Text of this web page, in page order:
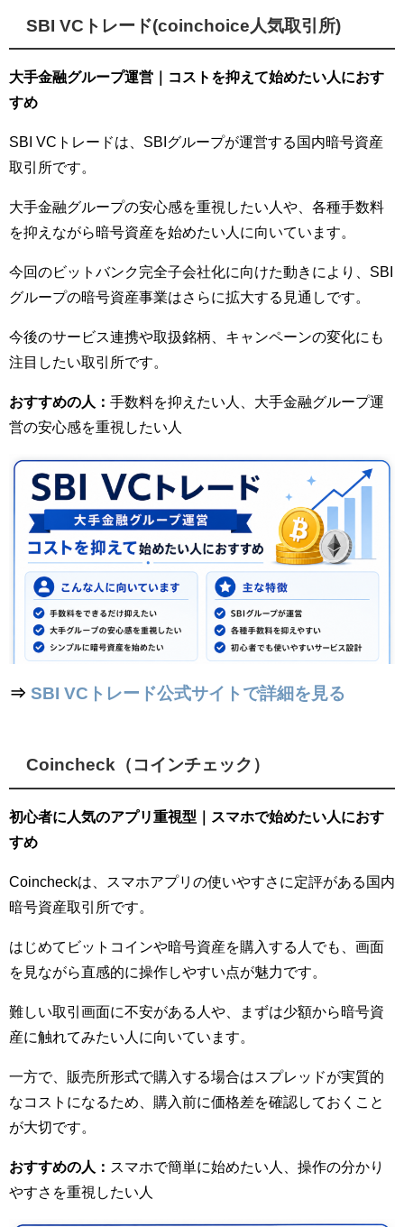
SBI VCトレード(coinchoice人気取引所)
大手金融グループ運営｜コストを抑えて始めたい人におす
すめ
SBI VCトレードは、SBIグループが運営する国内暗号資産
取引所です。
大手金融グループの安心感を重視したい人や、各種手数料
を抑えながら暗号資産を始めたい人に向いています。
今回のビットバンク完全子会社化に向けた動きにより、SBI
グループの暗号資産事業はさらに拡大する見通しです。
今後のサービス連携や取扱銘柄、キャンペーンの変化にも
注目したい取引所です。
おすすめの人： 手数料を抑えたい人、大手金融グループ運
営の安心感を重視したい人
⇒ SBI VCトレード公式サイトで詳細を見る
Coincheck（コインチェック）
初心者に人気のアプリ重視型｜スマホで始めたい人におす
すめ
Coincheckは、スマホアプリの使いやすさに定評がある国内
暗号資産取引所です。
はじめてビットコインや暗号資産を購入する人でも、画面
を見ながら直感的に操作しやすい点が魅力です。
難しい取引画面に不安がある人や、まずは少額から暗号資
産に触れてみたい人に向いています。
一方で、販売所形式で購入する場合はスプレッドが実質的
なコストになるため、購入前に価格差を確認しておくこと
が大切です。
おすすめの人： スマホで簡単に始めたい人、操作の分かり
やすさを重視したい人